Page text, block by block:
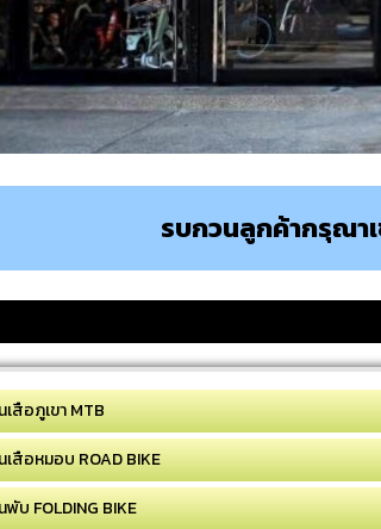
รบกวนลูกค้ากรุณา
สือภูเขา MTB
สือหมอบ ROAD BIKE
บ FOLDING BIKE